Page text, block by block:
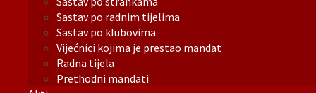
Sastav po radnim tijelima
Sastav po klubovima
Vijećnici kojima je prestao mandat
Radna tijela
Prethodni mandati